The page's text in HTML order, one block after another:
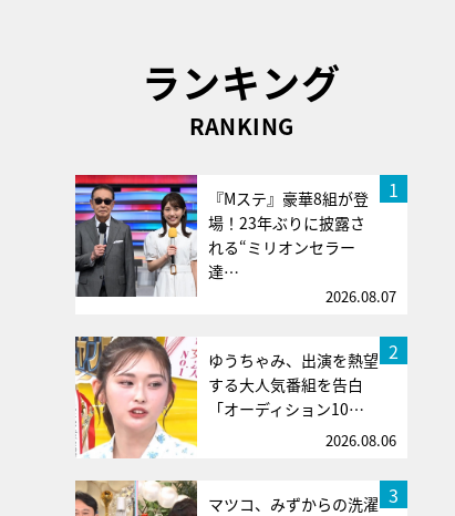
ランキング
RANKING
1
『Mステ』豪華8組が登
場！23年ぶりに披露さ
れる“ミリオンセラー
達…
2026.08.07
2
ゆうちゃみ、出演を熱望
する大人気番組を告白
「オーディション10…
2026.08.06
3
マツコ、みずからの洗濯